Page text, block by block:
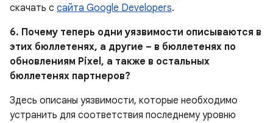
скачать с сайта Google Developers.
6. Почему теперь одни уязвимости описываются в
этих бюллетенях, а другие – в бюллетенях по
обновлениям Pixel, а также в остальных
бюллетенях партнеров?
Здесь описаны уязвимости, которые необходимо
устранить для соответствия последнему уровню